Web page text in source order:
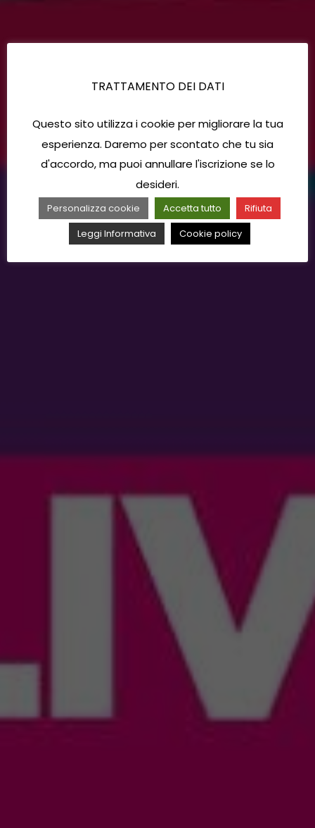
TRATTAMENTO DEI DATI
Questo sito utilizza i cookie per migliorare la tua
esperienza. Daremo per scontato che tu sia
d'accordo, ma puoi annullare l'iscrizione se lo
desideri.
Personalizza cookie Accetta tutto
Rifiuta
Leggi Informativa
Cookie policy